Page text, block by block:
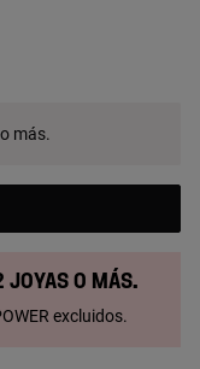
más.
joyas o más.
excluidos.